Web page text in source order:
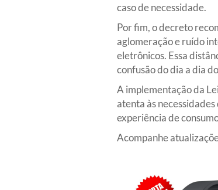
caso de necessidade.
Por fim, o decreto
aglomeração e ruído
eletrônicos. Essa
confusão do dia a dia
A implementação da
atenta às
experiência de
Acompanhe